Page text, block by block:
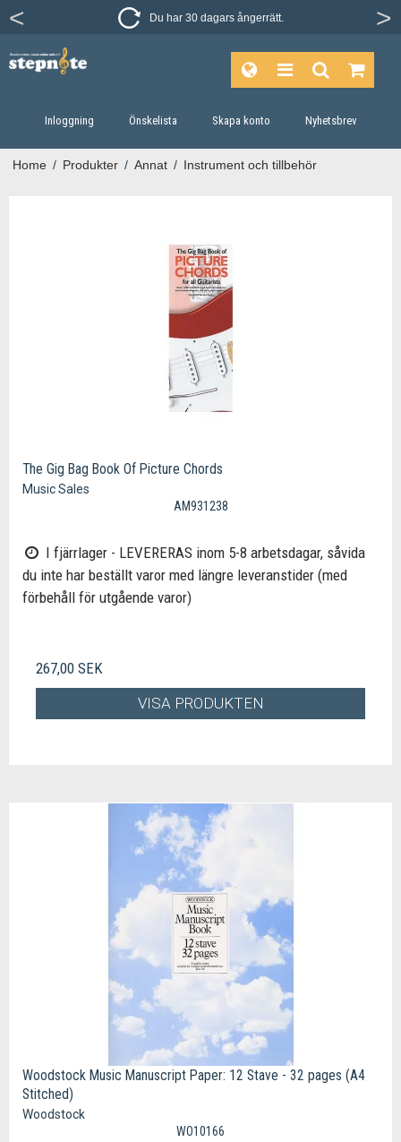
Du har 30 dagars ångerrätt.
Inloggning Önskelista Skapa konto Nyhetsbrev
Home / Produkter / Annat / Instrument och tillbehör
The Gig Bag Book Of Picture Chords
Music Sales
AM931238
I fjärrlager - LEVERERAS inom 5-8 arbetsdagar, såvida
du inte har beställt varor med längre leveranstider (med
förbehåll för utgående varor)
267,00 SEK
VISA PRODUKTEN
Woodstock Music Manuscript Paper: 12 Stave - 32 pages (A4
Stitched)
Woodstock
WO10166